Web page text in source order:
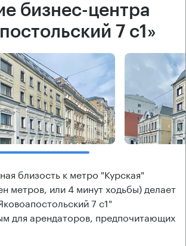
бизнес-центра
7 с1»
близость к метро "Курская"
метров, или 4 минут ходьбы) делает
7 с1"
для арендаторов, предпочитающих